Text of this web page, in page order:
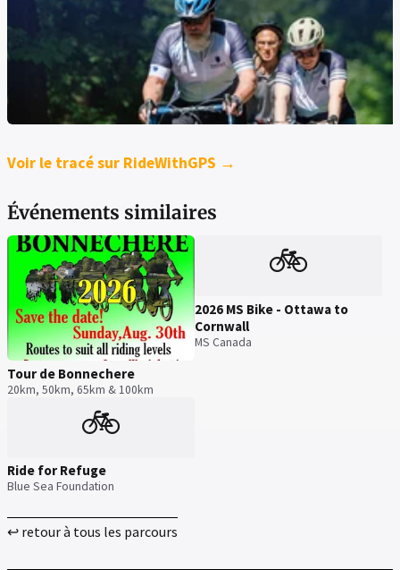
Voir le tracé sur RideWithGPS →
Événements similaires
Tour de Bonnechere
20km, 50km, 65km & 100km
🚲
2026 MS Bike - Ottawa to
Cornwall
MS Canada
🚲
Ride for Refuge
Blue Sea Foundation
↩ retour à tous les parcours